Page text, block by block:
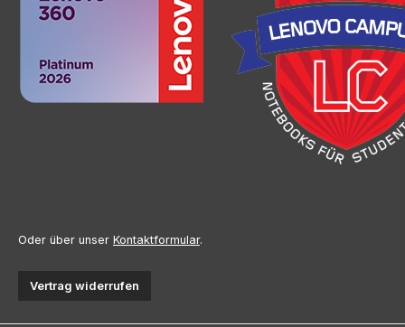
Oder über unser Kontaktformular.
Vertrag widerrufen